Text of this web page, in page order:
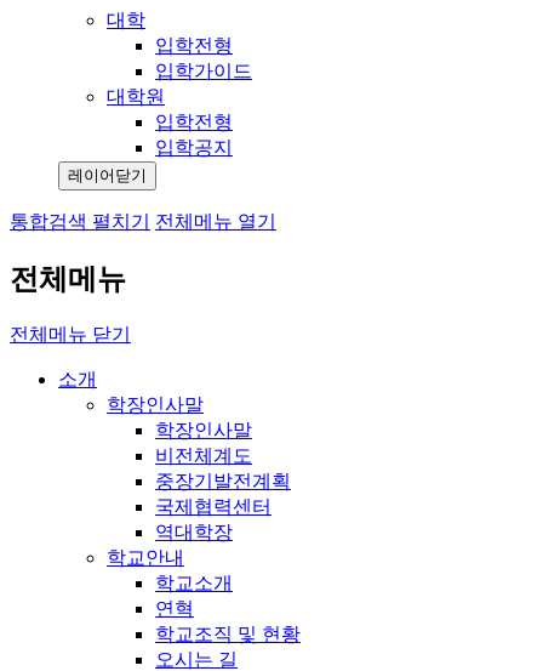
대학
입학전형
입학가이드
대학원
입학전형
입학공지
레이어닫기
통합검색 펼치기 전체메뉴 열기
전체메뉴
전체메뉴 닫기
소개
학장인사말
학장인사말
비전체계도
중장기발전계획
국제협력센터
역대학장
학교안내
학교소개
연혁
학교조직 및 현황
오시는 길